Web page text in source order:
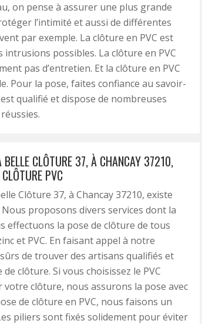
on pense à assurer une plus grande
l’intimité et aussi de différentes
par exemple. La clôture en PVC est
possibles. La clôture en PVC
pas d’entretien. Et la clôture en PVC
Pour la pose, faites confiance au savoir-
qualifié et dispose de nombreuses
BELLE CLÔTURE 37, À CHANCAY 37210,
PVC
Clôture 37, à Chancay 37210, existe
Nous proposons divers services dont la
effectuons la pose de clôture de tous
et PVC. En faisant appel à notre
de trouver des artisans qualifiés et
clôture. Si vous choisissez le PVC
clôture, nous assurons la pose avec
de clôture en PVC, nous faisons un
piliers sont fixés solidement pour éviter